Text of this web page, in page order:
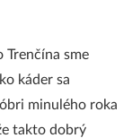
Trenčína sme
káder sa
minulého roka
takto dobrý